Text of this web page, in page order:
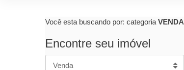
Você esta buscando por: categoria VENDA
Encontre seu imóvel
Venda